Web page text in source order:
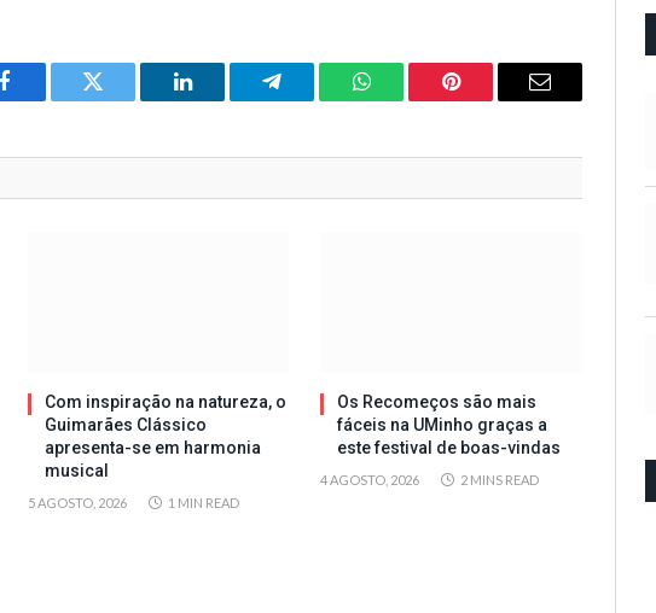
Facebook Twitter LinkedIn Telegram WhatsAppPinterest Email
Com inspiração na natureza, o
Guimarães Clássico
apresenta-se em harmonia
musical
5 AGOSTO, 2026 1 MIN READ
Os Recomeços são mais
fáceis na UMinho graças a
este festival de boas-vindas
4 AGOSTO, 2026 2 MINS READ